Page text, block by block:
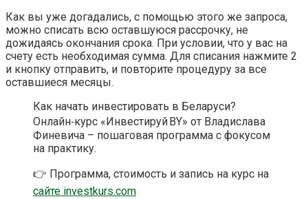
Как вы уже догадались, с помощью этого же запроса,
можно списать всю оставшуюся рассрочку, не
дожидаясь окончания срока. При условии, что у вас на
счету есть необходимая сумма. Для списания нажмите 2
и кнопку отправить, и повторите процедуру за все
оставшиеся месяцы.
Как начать инвестировать в Беларуси?
Онлайн‑курс «Инвестируй BY» от Владислава
Финевича – пошаговая программа с фокусом
на практику.
👉 Программа, стоимость и запись на курс на
сайте investkurs.com